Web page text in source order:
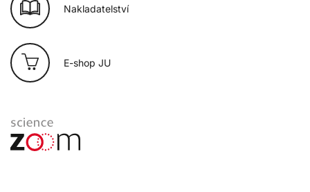
Nakladatelství
E-shop JU